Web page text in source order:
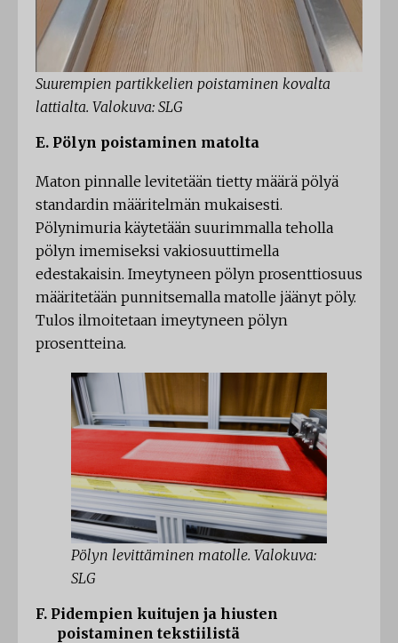
Suurempien partikkelien poistaminen kovalta
lattialta. Valokuva: SLG
E. Pölyn poistaminen matolta
Maton pinnalle levitetään tietty määrä pölyä
standardin määritelmän mukaisesti.
Pölynimuria käytetään suurimmalla teholla
pölyn imemiseksi vakiosuuttimella
edestakaisin. Imeytyneen pölyn prosenttiosuus
määritetään punnitsemalla matolle jäänyt pöly.
Tulos ilmoitetaan imeytyneen pölyn
prosentteina.
Pölyn levittäminen matolle. Valokuva:
SLG
F. Pidempien kuitujen ja hiusten
poistaminen tekstiilistä